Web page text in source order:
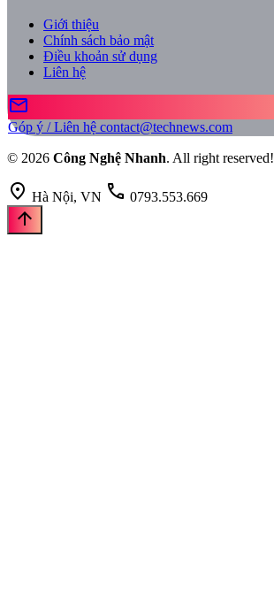
Giới thiệu
Chính sách bảo mật
Điều khoản sử dụng
Liên hệ
mail
Góp ý / Liên hệ contact@technews.com
© 2026 Công Nghệ Nhanh. All right reserved!
location_on Hà Nội, VN call 0793.553.669
arrow_upward